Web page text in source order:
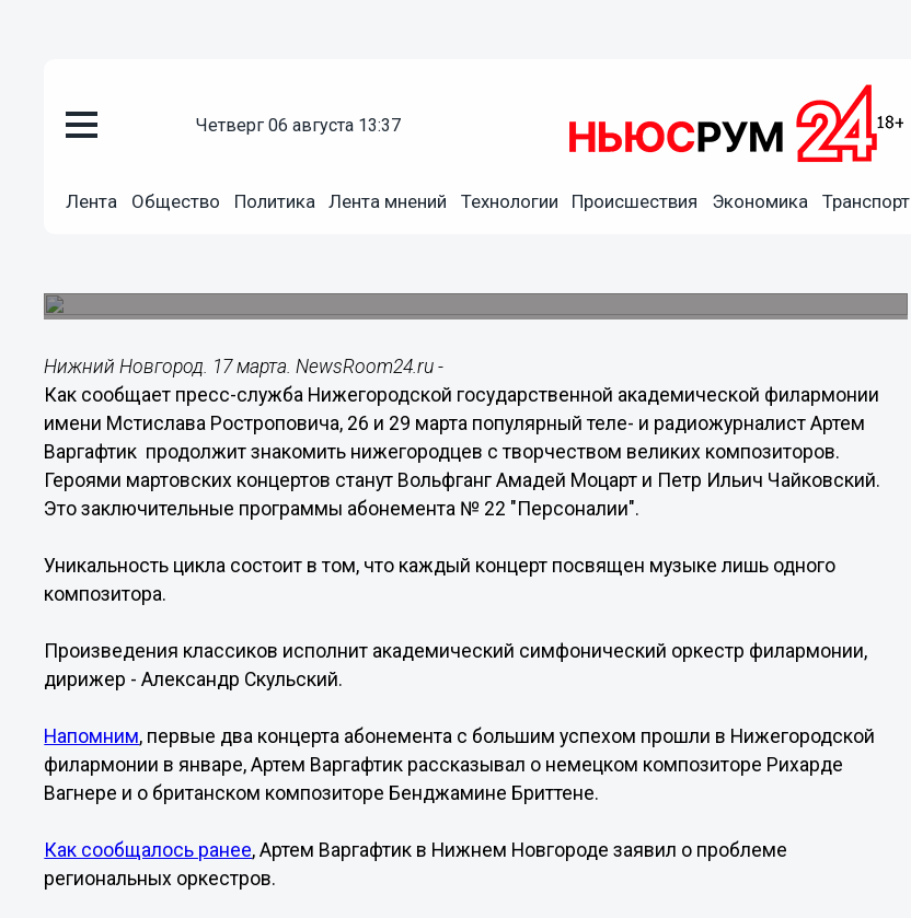
четверг 06 августа 13:37
Лента Общество Политика Лента мнений Технологии Происшествия Экономика Транспорт
Популярный критик и тележурналист Артем Варгафтик
Нижний Новгород. 17 марта. NewsRoom24.ru -
Как сообщает пресс-служба Нижегородской государственной академической филармонии
имени Мстислава Ростроповича, 26 и 29 марта популярный теле- и радиожурналист Артем
Варгафтик продолжит знакомить нижегородцев с творчеством великих композиторов.
Героями мартовских концертов станут Вольфганг Амадей Моцарт и Петр Ильич Чайковский.
Это заключительные программы абонемента № 22 "Персоналии".
Уникальность цикла состоит в том, что каждый концерт посвящен музыке лишь одного
композитора.
Произведения классиков исполнит академический симфонический оркестр филармонии,
дирижер - Александр Скульский.
Напомним, первые два концерта абонемента с большим успехом прошли в Нижегородской
филармонии в январе, Артем Варгафтик рассказывал о немецком композиторе Рихарде
Вагнере и о британском композиторе Бенджамине Бриттене.
Как сообщалось ранее, Артем Варгафтик в Нижнем Новгороде заявил о проблеме
региональных оркестров.